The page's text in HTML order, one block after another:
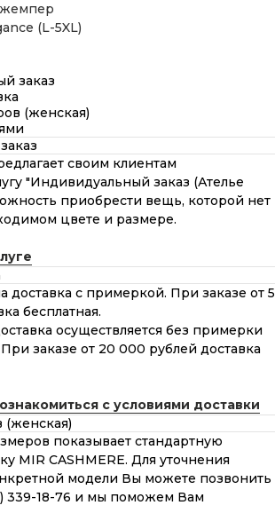
(L-5XL)
заказ
(женская)
своим клиентам
"Индивидуальный заказ (Ателье
приобрести вещь, которой нет
цвете и размере.
доставка с примеркой. При заказе от 5
бесплатная.
осуществляется без примерки
заказе от 20 000 рублей доставка
с условиями доставки
(женская)
показывает стандартную
MIR CASHMERE. Для уточнения
модели Вы можете позвонить
339-18-76 и мы поможем Вам